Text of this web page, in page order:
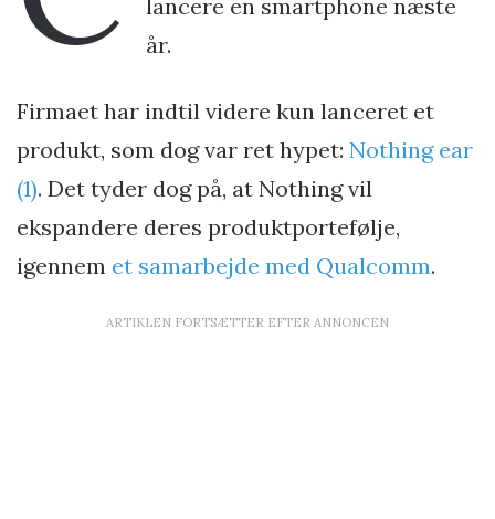
lancere en smartphone næste
år.
Firmaet har indtil videre kun lanceret et
produkt, som dog var ret hypet: Nothing ear
(1). Det tyder dog på, at Nothing vil
ekspandere deres produktportefølje,
igennem et samarbejde med Qualcomm.
ARTIKLEN FORTSÆTTER EFTER ANNONCEN